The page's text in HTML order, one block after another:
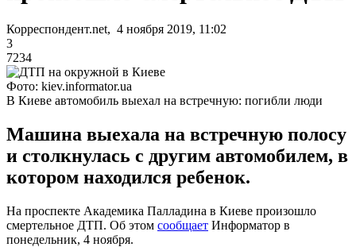
Корреспондент.net, 4 ноября 2019, 11:02
3
7234
Фото: kiev.informator.ua
В Киеве автомобиль выехал на встречную: погибли люди
Машина выехала на встречную полосу
и столкнулась с другим автомобилем, в
котором находился ребенок.
На проспекте Академика Палладина в Киеве произошло
смертельное ДТП. Об этом сообщает Информатор в
понедельник, 4 ноября.